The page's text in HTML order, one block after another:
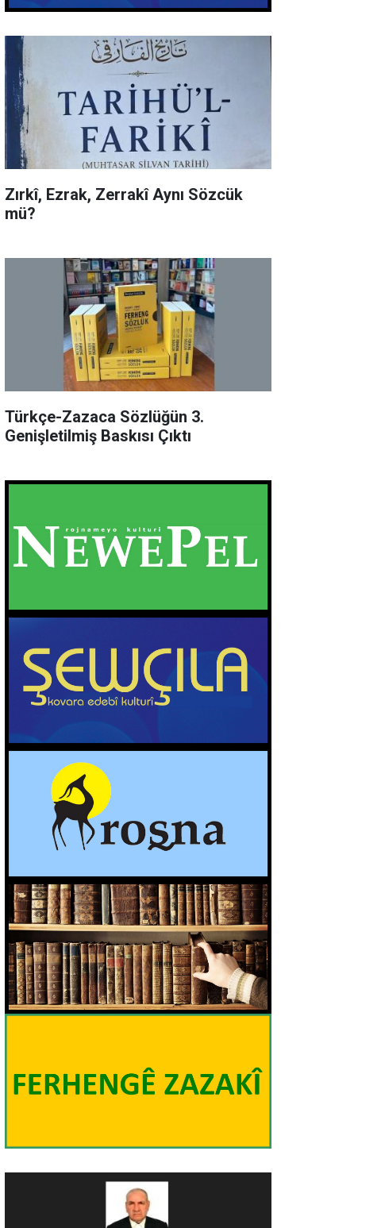
Zırkî, Ezrak, Zerrakî Aynı Sözcük
mü?
Türkçe-Zazaca Sözlüğün 3.
Genişletilmiş Baskısı Çıktı